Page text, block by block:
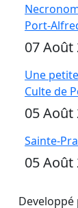
Port-
07 Août
Une
Culte de
05 Août
Sainte-
05 Août